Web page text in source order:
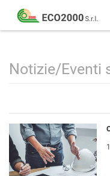
Eco
2000
Formazione
consulenza
sul
lavoro
–
D.Lgs
Notizie/Eventi